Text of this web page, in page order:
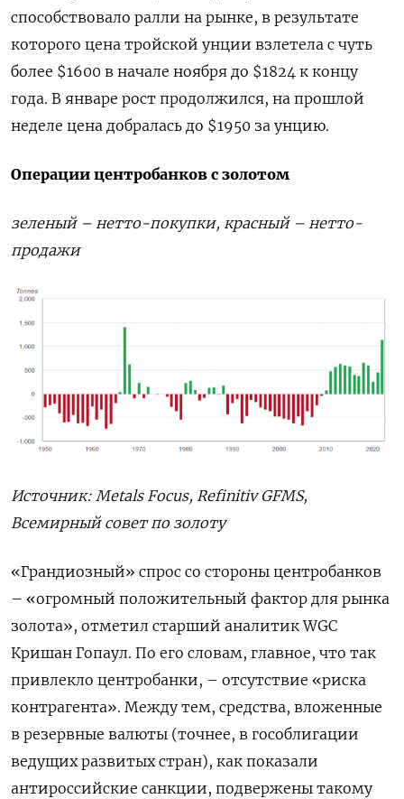
способствовало ралли на рынке, в результате
которого цена тройской унции взлетела с чуть
более $1600 в начале ноября до $1824 к концу
года. В январе рост продолжился, на прошлой
неделе цена добралась до $1950 за унцию.
Операции центробанков с золотом
зеленый – нетто-покупки, красный – нетто-
продажи
Источник: Metals Focus, Refinitiv GFMS,
Всемирный совет по золоту
«Грандиозный» спрос со стороны центробанков
– «огромный положительный фактор для рынка
золота», отметил старший аналитик WGC
Кришан Гопаул. По его словам, главное, что так
привлекло центробанки, – отсутствие «риска
контрагента». Между тем, средства, вложенные
в резервные валюты (точнее, в гособлигации
ведущих развитых стран), как показали
антироссийские санкции, подвержены такому